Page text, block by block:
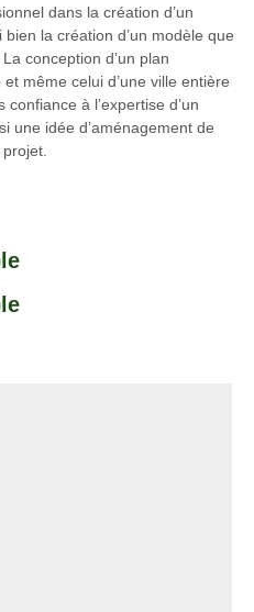
dans la création d’un
la création d’un modèle que
conception d’un plan
même celui d’une ville entière
à l’expertise d’un
une idée d’aménagement de